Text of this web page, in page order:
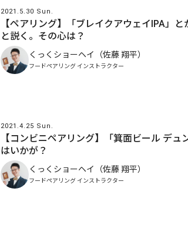
2021.5.30 Sun.
【ペアリング】「ブレイクアウェイIPA」
と説く。その心は？
くっくショーヘイ（佐藤 翔平）
フードペアリング インストラクター
2021.4.25 Sun.
【コンビニペアリング】「箕面ビール デュ
はいかが？
くっくショーヘイ（佐藤 翔平）
フードペアリング インストラクター